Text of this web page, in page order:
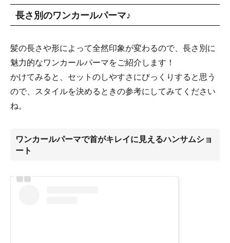
長さ別のワンカールパーマ♪
髪の長さや形によって全然印象が変わるので、長さ別に
魅力的なワンカールパーマをご紹介します！
かけてみると、セットのしやすさにびっくりすると思う
ので、スタイルを決めるときの参考にしてみてください
ね。
ワンカールパーマで首がキレイに見えるハンサムショ
ート